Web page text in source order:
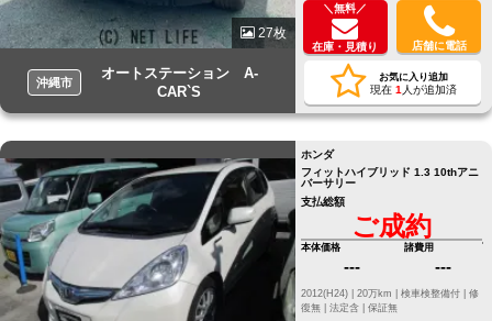
27枚
沖縄市
オートステーション A-
CAR`S
＼無料／
在庫・見積り 店舗に電話
お気に入り追加
現在 1 人が追加済
ホンダ
フィットハイブリッド 1.3 10thアニ
バーサリー
支払総額
ご成約
本体価格
---
諸費用
---
修
復無 | 法定含 | 保証無